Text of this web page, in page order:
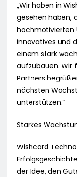
„Wir haben in
gesehen haben,
hochmotivierten
innovatives und
einem stark
aufzubauen. Wir
Partners
nächsten
unterstützen.“
Starkes
Wishcard
der Idee, den